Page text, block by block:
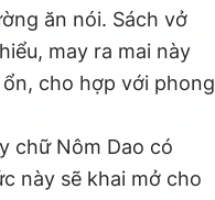
ăn nói. Sách vở
may ra mai này
cho hợp với phong
chữ Nôm Dao có
này sẽ khai mở cho